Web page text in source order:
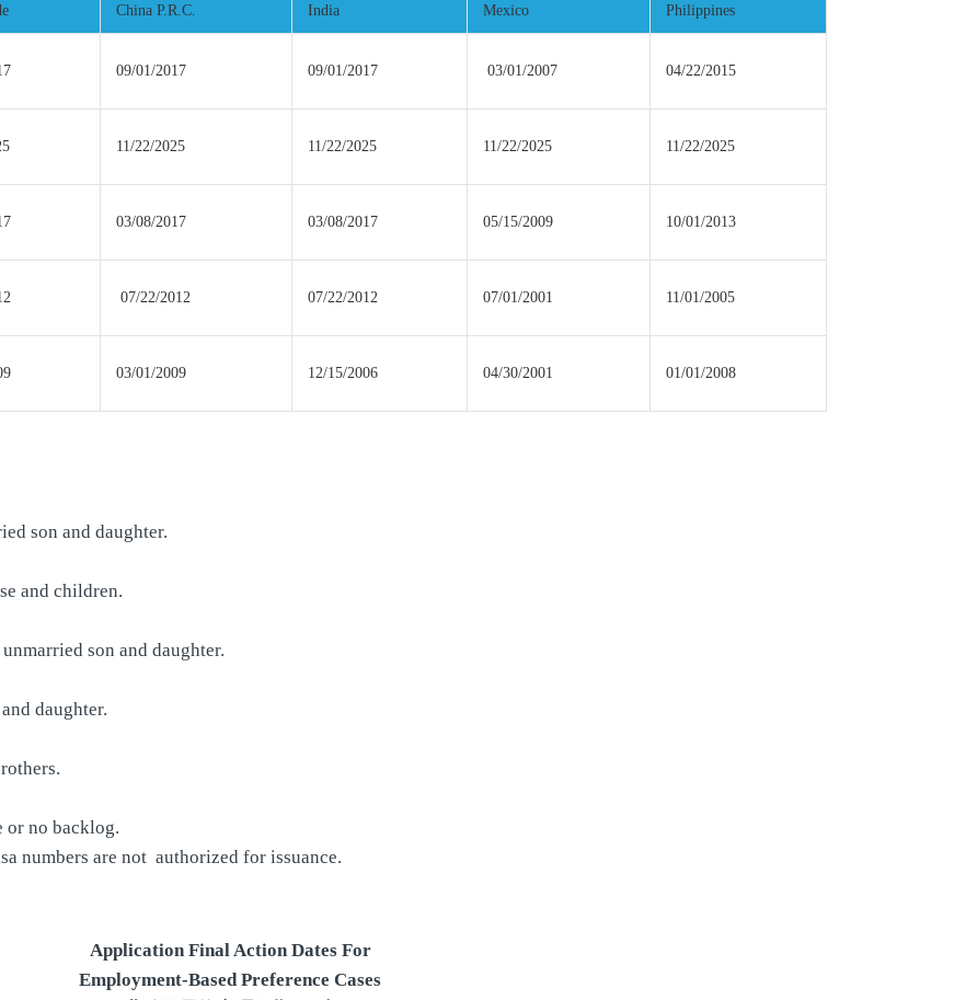
China P.R.C.
India
Mexico
Philippines
09/01/2017 09/01/2017 03/01/2007 04/22/2015
11/22/2025 11/22/2025 11/22/2025 11/22/2025
03/08/2017 03/08/2017 05/15/2009 10/01/2013
07/22/2012 07/22/2012 07/01/2001 11/01/2005
03/01/2009 12/15/2006 04/30/2001 01/01/2008
son and daughter.
and children.
son and daughter.
daughter.
or no backlog.
numbers are not authorized for issuance.
Application Final Action Dates For
Employment-Based Preference Cases